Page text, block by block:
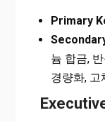
Primary
늄 합금,
경량화, 고